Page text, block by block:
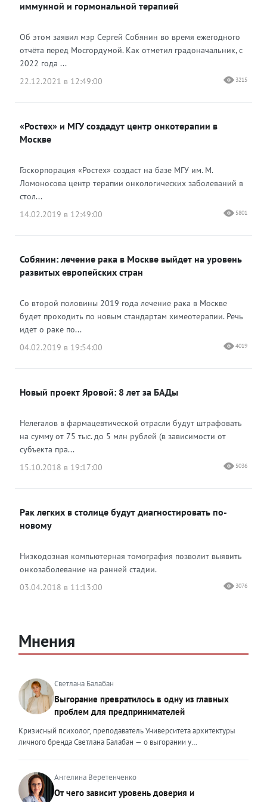
иммунной и гормональной терапией
Об этом заявил мэр Сергей Собянин во время ежегодного
отчёта перед Мосгордумой. Как отметил градоначальник, с
2022 года ...
22.12.2021 в 12:49:00
3215
«Ростех» и МГУ создадут центр онкотерапии в
Москве
Госкорпорация «Ростех» создаст на базе МГУ им. М.
Ломоносова центр терапии онкологических заболеваний в
стол...
14.02.2019 в 12:49:00
5801
Собянин: лечение рака в Москве выйдет на уровень
развитых европейских стран
Со второй половины 2019 года лечение рака в Москве
будет проходить по новым стандартам химеотерапии. Речь
идет о раке по...
04.02.2019 в 19:54:00
4019
Новый проект Яровой: 8 лет за БАДы
Нелегалов в фармацевтической отрасли будут штрафовать
на сумму от 75 тыс. до 5 млн рублей (в зависимости от
субъекта пра...
15.10.2018 в 19:17:00
5036
Рак легких в столице будут диагностировать по-
новому
Низкодозная компьютерная томография позволит выявить
онкозаболевание на ранней стадии.
03.04.2018 в 11:13:00
3076
Мнения
Светлана Балабан
Выгорание превратилось в одну из главных
проблем для предпринимателей
Кризисный психолог, преподаватель Университета архитектуры
личного бренда Светлана Балабан — о выгорании у
проблемой, однако выгорание у предпринимателей заметно
отличается от выгорания у наёмных сотрудников. Наёмный
сотрудник может уйти на больничный или в отпуск, пожаловаться
Ангелина Веретенченко
От чего зависит уровень доверия и